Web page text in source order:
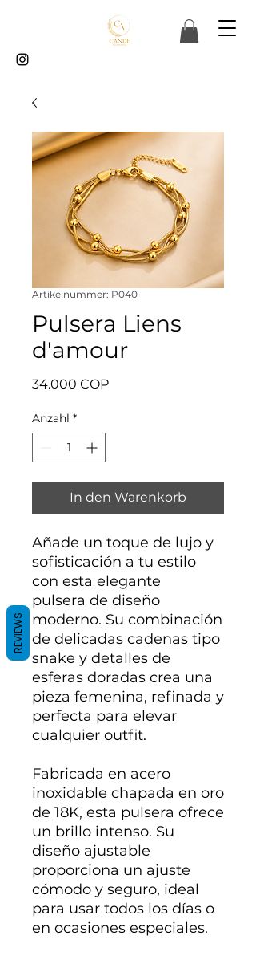
Artikelnummer: P040
Pulsera Liens
d'amour
34.000 COPPreis
Anzahl *
In den Warenkorb
Añade un toque de lujo y
sofisticación a tu estilo
con esta elegante
pulsera de diseño
moderno. Su combinación
de delicadas cadenas tipo
snake y detalles de
esferas doradas crea una
pieza femenina, refinada y
perfecta para elevar
cualquier outfit.
Fabricada en acero
inoxidable chapada en oro
de 18K, esta pulsera ofrece
un brillo intenso. Su
diseño ajustable
proporciona un ajuste
cómodo y seguro, ideal
para usar todos los días o
en ocasiones especiales.
REVIEWS